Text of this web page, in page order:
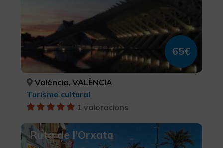
65€
València, VALÈNCIA
Turisme cultural
1 valoracions
Ruta de l'Orxata